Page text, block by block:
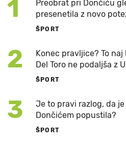
1
Preobrat pri Dončiću
presenetila z novo
ŠPORT
2
Konec pravljice? To
Del Toro ne podaljša z
ŠPORT
3
Je to pravi razlog, da
Dončićem popustila?
ŠPORT